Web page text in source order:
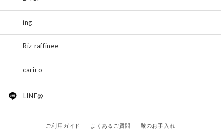
ing
Riz raffinee
carino
LINE@
ご利用ガイド よくあるご質問
靴のお手入れ